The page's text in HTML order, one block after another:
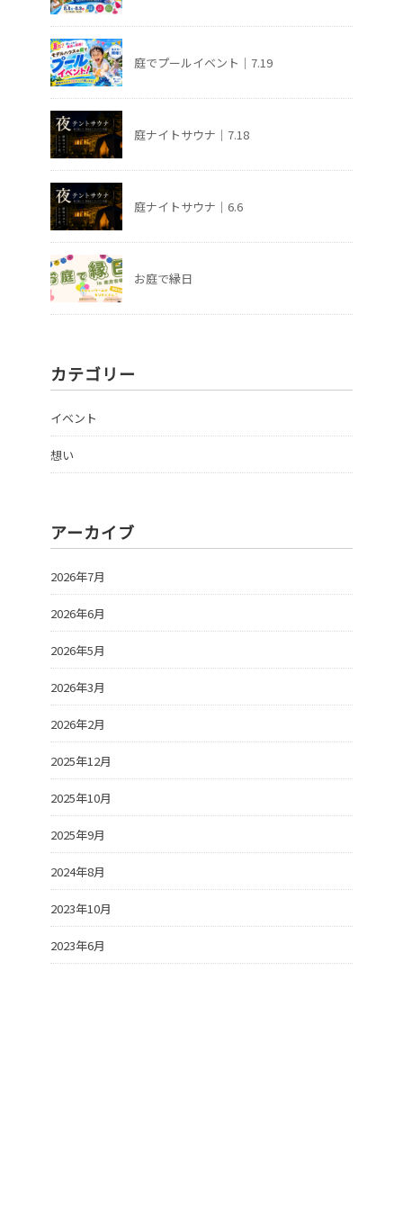
庭でプールイベント｜7.19
庭ナイトサウナ｜7.18
庭ナイトサウナ｜6.6
お庭で縁日
カテゴリー
イベント
想い
アーカイブ
2026年7月
2026年6月
2026年5月
2026年3月
2026年2月
2025年12月
2025年10月
2025年9月
2024年8月
2023年10月
2023年6月